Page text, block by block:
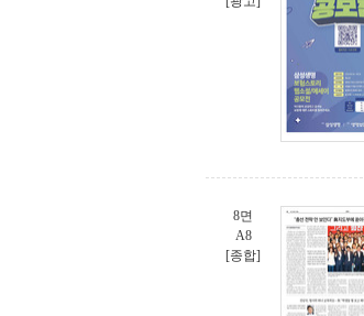
8면
A8
[종합]